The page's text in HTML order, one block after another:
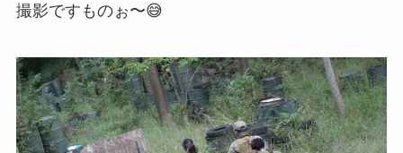
撮影ですものぉ〜😅